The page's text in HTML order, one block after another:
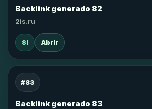
Backlink generado 82
2is.ru
SI Abrir
#83
Backlink generado 83